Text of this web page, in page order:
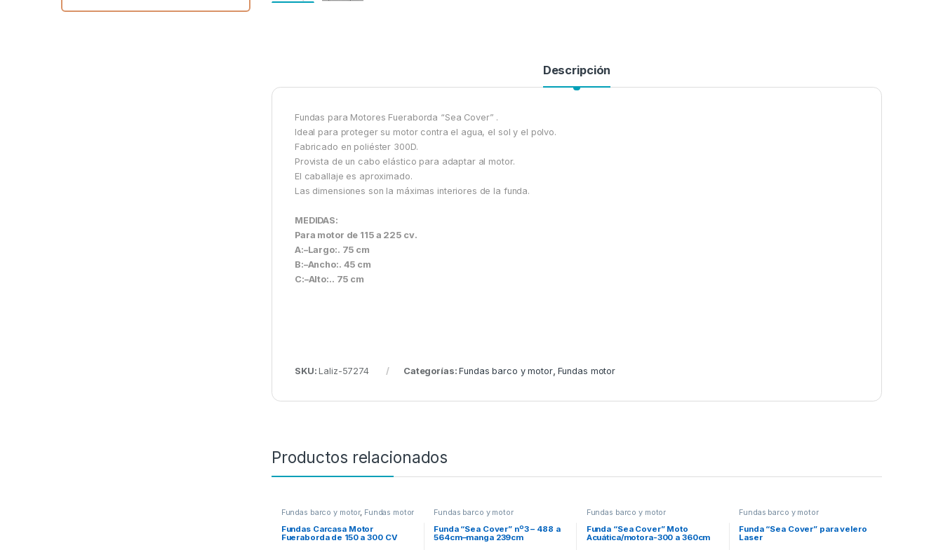
Descripción
Fundas para Motores Fueraborda “Sea Cover” .
Ideal para proteger su motor contra el agua, el sol y el polvo.
Fabricado en poliéster 300D.
Provista de un cabo elástico para adaptar al motor.
El caballaje es aproximado.
Las dimensiones son la máximas interiores de la funda.
MEDIDAS:
Para motor de 115 a 225 cv.
A:–Largo:. 75 cm
B:–Ancho:. 45 cm
C:–Alto:.. 75 cm
SKU:Laliz-57274 Categorías:Fundas barco y motor, Fundas motor
Productos relacionados
Fundas barco y motor, Fundas motor
Fundas Carcasa Motor
Fueraborda de 150 a 300 CV
Fundas barco y motor
Funda “Sea Cover” nº3 – 488 a
564cm–manga 239cm
Fundas barco y motor
Funda “Sea Cover” Moto
Acuática/motora-300 a 360cm
Fundas barco y motor
Funda “Sea Cover” para velero
Laser